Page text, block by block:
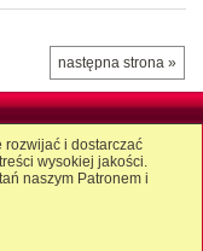
następna strona »
rozwijać i dostarczać
wysokiej jakości.
naszym Patronem i